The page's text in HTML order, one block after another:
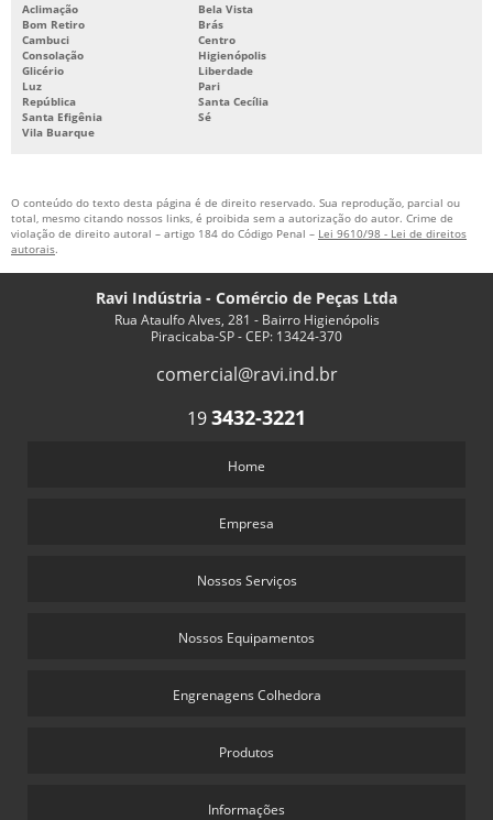
Aclimação
Bela Vista
Bom Retiro
Brás
Cambuci
Centro
Consolação
Higienópolis
Glicério
Liberdade
Luz
Pari
República
Santa Cecília
Santa Efigênia
Sé
Vila Buarque
O conteúdo do texto desta página é de direito reservado. Sua reprodução, parcial ou
total, mesmo citando nossos links, é proibida sem a autorização do autor. Crime de
violação de direito autoral – artigo 184 do Código Penal – Lei 9610/98 - Lei de direitos
autorais.
Ravi Indústria - Comércio de Peças Ltda
Rua Ataulfo Alves, 281 - Bairro Higienópolis
Piracicaba-SP - CEP: 13424-370
comercial@ravi.ind.br
193432-3221
Home
Empresa
Nossos Serviços
Nossos Equipamentos
Engrenagens Colhedora
Produtos
Informações